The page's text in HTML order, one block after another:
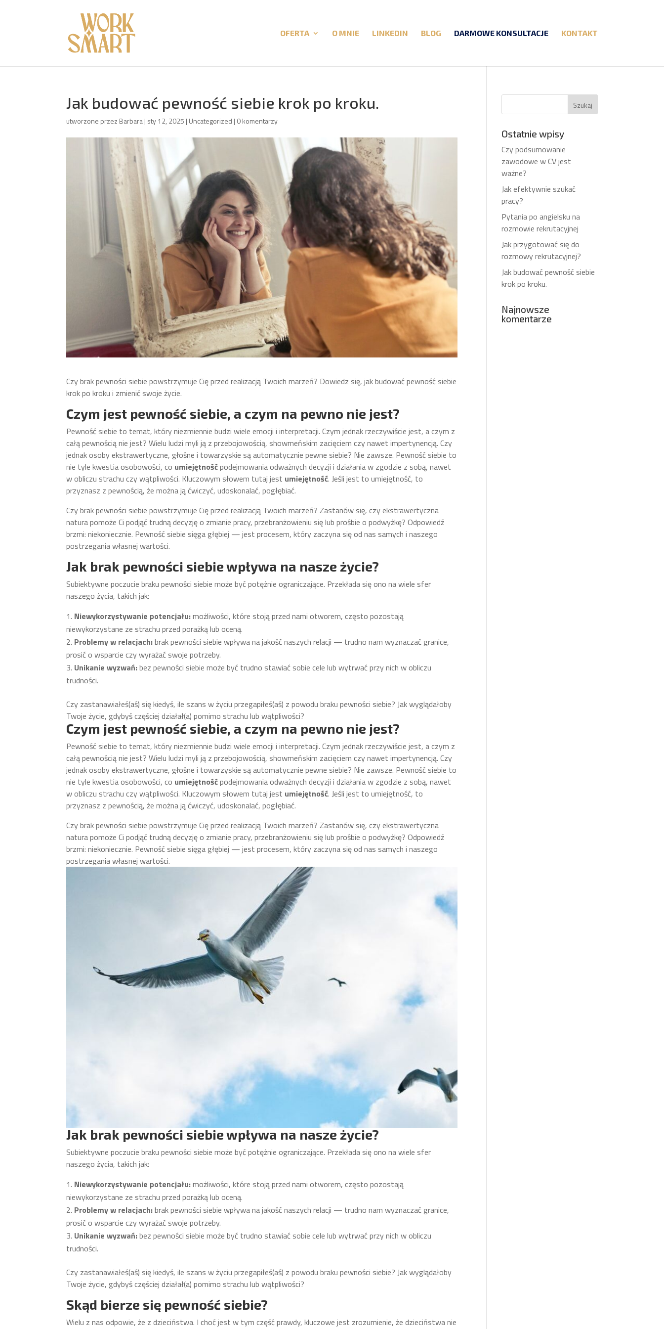
OFERTA O MNIE LINKEDIN BLOG DARMOWE KONSULTACJE KONTAKT
Jak budować pewność siebie krok po kroku.
utworzone przez Barbara| sty 12, 2025 | Uncategorized | 0 komentarzy
Czy brak pewności siebie powstrzymuje Cię przed realizacją Twoich marzeń? Dowiedz się, jak budować pewność siebie
krok po kroku i zmienić swoje życie.
Czym jest pewność siebie, a czym na pewno nie jest?
Pewność siebie to temat, który niezmiennie budzi wiele emocji i interpretacji. Czym jednak rzeczywiście jest, a czym z
całą pewnością nie jest? Wielu ludzi myli ją z przebojowością, showmeńskim zacięciem czy nawet impertynencją. Czy
jednak osoby ekstrawertyczne, głośne i towarzyskie są automatycznie pewne siebie? Nie zawsze. Pewność siebie to
nie tyle kwestia osobowości, co umiejętnośćpodejmowania odważnych decyzji i działania w zgodzie z sobą, nawet
w obliczu strachu czy wątpliwości. Kluczowym słowem tutaj jest umiejętność. Jeśli jest to umiejętność, to
przyznasz z pewnością, że można ją ćwiczyć, udoskonalać, pogłębiać.
Czy brak pewności siebie powstrzymuje Cię przed realizacją Twoich marzeń? Zastanów się, czy ekstrawertyczna
natura pomoże Ci podjąć trudną decyzję o zmianie pracy, przebranżowieniu się lub prośbie o podwyżkę? Odpowiedź
brzmi: niekoniecznie. Pewność siebie sięga głębiej — jest procesem, który zaczyna się od nas samych i naszego
postrzegania własnej wartości.
Jak brak pewności siebie wpływa na nasze życie?
Subiektywne poczucie braku pewności siebie może być potężnie ograniczające. Przekłada się ono na wiele sfer
naszego życia, takich jak:
Niewykorzystywanie potencjału:możliwości, które stoją przed nami otworem, często pozostają
niewykorzystane ze strachu przed porażką lub oceną.
Problemy w relacjach:brak pewności siebie wpływa na jakość naszych relacji — trudno nam wyznaczać granice,
prosić o wsparcie czy wyrażać swoje potrzeby.
Unikanie wyzwań:bez pewności siebie może być trudno stawiać sobie cele lub wytrwać przy nich w obliczu
trudności.
Czy zastanawiałeś(aś) się kiedyś, ile szans w życiu przegapiłeś(aś) z powodu braku pewności siebie? Jak wyglądałoby
Twoje życie, gdybyś częściej działał(a) pomimo strachu lub wątpliwości?
Czym jest pewność siebie, a czym na pewno nie jest?
Pewność siebie to temat, który niezmiennie budzi wiele emocji i interpretacji. Czym jednak rzeczywiście jest, a czym z
całą pewnością nie jest? Wielu ludzi myli ją z przebojowością, showmeńskim zacięciem czy nawet impertynencją. Czy
jednak osoby ekstrawertyczne, głośne i towarzyskie są automatycznie pewne siebie? Nie zawsze. Pewność siebie to
nie tyle kwestia osobowości, co umiejętnośćpodejmowania odważnych decyzji i działania w zgodzie z sobą, nawet
w obliczu strachu czy wątpliwości. Kluczowym słowem tutaj jest umiejętność. Jeśli jest to umiejętność, to
przyznasz z pewnością, że można ją ćwiczyć, udoskonalać, pogłębiać.
Czy brak pewności siebie powstrzymuje Cię przed realizacją Twoich marzeń? Zastanów się, czy ekstrawertyczna
natura pomoże Ci podjąć trudną decyzję o zmianie pracy, przebranżowieniu się lub prośbie o podwyżkę? Odpowiedź
brzmi: niekoniecznie. Pewność siebie sięga głębiej — jest procesem, który zaczyna się od nas samych i naszego
postrzegania własnej wartości.
Jak brak pewności siebie wpływa na nasze życie?
Subiektywne poczucie braku pewności siebie może być potężnie ograniczające. Przekłada się ono na wiele sfer
naszego życia, takich jak:
Niewykorzystywanie potencjału:możliwości, które stoją przed nami otworem, często pozostają
niewykorzystane ze strachu przed porażką lub oceną.
Problemy w relacjach:brak pewności siebie wpływa na jakość naszych relacji — trudno nam wyznaczać granice,
prosić o wsparcie czy wyrażać swoje potrzeby.
Unikanie wyzwań:bez pewności siebie może być trudno stawiać sobie cele lub wytrwać przy nich w obliczu
trudności.
Czy zastanawiałeś(aś) się kiedyś, ile szans w życiu przegapiłeś(aś) z powodu braku pewności siebie? Jak wyglądałoby
Twoje życie, gdybyś częściej działał(a) pomimo strachu lub wątpliwości?
Skąd bierze się pewność siebie?
Wielu z nas odpowie, że z dzieciństwa. I choć jest w tym część prawdy, kluczowe jest zrozumienie, że dzieciństwa nie
Ostatnie wpisy
Czy podsumowanie
zawodowe w CV jest
ważne?
Jak efektywnie szukać
pracy?
Pytania po angielsku na
rozmowie rekrutacyjnej
Jak przygotować się do
rozmowy rekrutacyjnej?
Jak budować pewność siebie
krok po kroku.
Najnowsze
komentarze